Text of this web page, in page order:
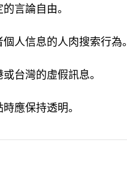
言論自由。
人信息的人肉搜索行為。
台灣的虛假訊息。
應保持透明。